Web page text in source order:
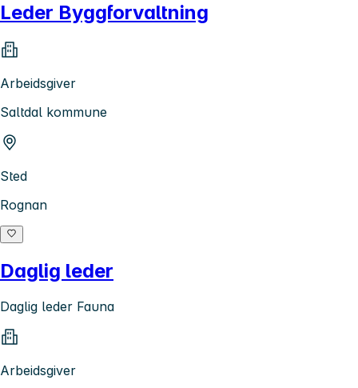
Leder Byggforvaltning
Arbeidsgiver
Saltdal kommune
Sted
Rognan
Daglig leder
Daglig leder Fauna
Arbeidsgiver